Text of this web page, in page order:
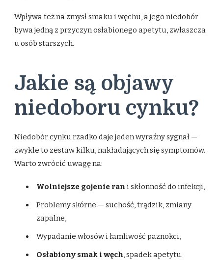
Wpływa też na zmysł smaku i węchu, a jego niedobór
bywa jedną z przyczyn osłabionego apetytu, zwłaszcza
u osób starszych.
Jakie są objawy
niedoboru cynku?
Niedobór cynku rzadko daje jeden wyraźny sygnał —
zwykle to zestaw kilku, nakładających się symptomów.
Warto zwrócić uwagę na:
Wolniejsze gojenie ran i skłonność do infekcji,
Problemy skórne — suchość, trądzik, zmiany
zapalne,
Wypadanie włosów i łamliwość paznokci,
Osłabiony smak i węch, spadek apetytu.